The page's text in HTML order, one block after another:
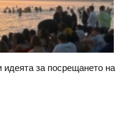
за посрещането на